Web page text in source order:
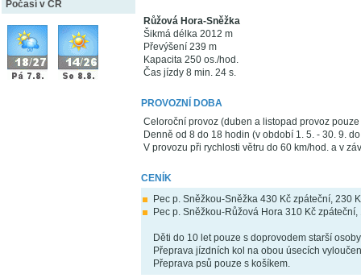
Počasí v ČR
Růžová Hora-Sněžka
Šikmá délka 2012 m
Převýšení 239 m
Kapacita 250 os./hod.
Čas jízdy 8 min. 24 s.
PROVOZNÍ DOBA
Celoroční provoz (duben a listopad provoz
Denně od 8 do 18 hodin (v období 1. 5. - 30. 9.
V provozu při rychlosti větru do 60 km/hod. a v
CENÍK
Pec p. Sněžkou-Sněžka 430 Kč zpáteční, 230
Pec p. Sněžkou-Růžová Hora 310 Kč
Děti do 10 let pouze s doprovodem starší
Přeprava jízdních kol na obou úsecích
Přeprava psů pouze s košíkem.